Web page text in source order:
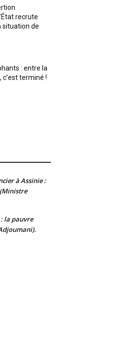
recrute
situation de
: entre la
c’est terminé !
à Assinie :
la pauvre